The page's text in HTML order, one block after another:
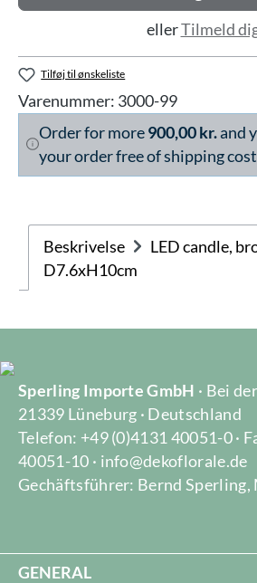
ellerTilmeld
Tilføj til ønskeliste
Varenummer: 3000-99
Order for more900,00 kr.and
your order free of shipping
Beskrivelse
LED candle,
D7.6xH10cm
Sperling Importe GmbH · Bei
21339 Lüneburg · Deutschland
Telefon: +49 (0)4131 40051-0 ·
40051-10 · info@dekoflorale.de
Gechäftsführer: Bernd Sperling,
GENERAL